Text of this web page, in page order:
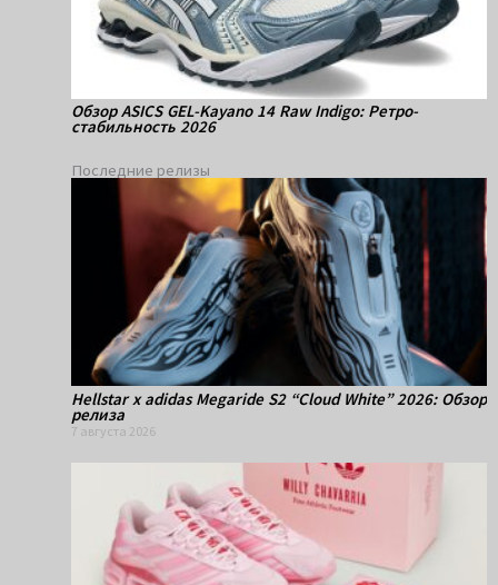
Обзор ASICS GEL-Kayano 14 Raw Indigo: Ретро-
стабильность 2026
Последние релизы
Hellstar x adidas Megaride S2 “Cloud White” 2026: Обзор
релиза
7 августа 2026